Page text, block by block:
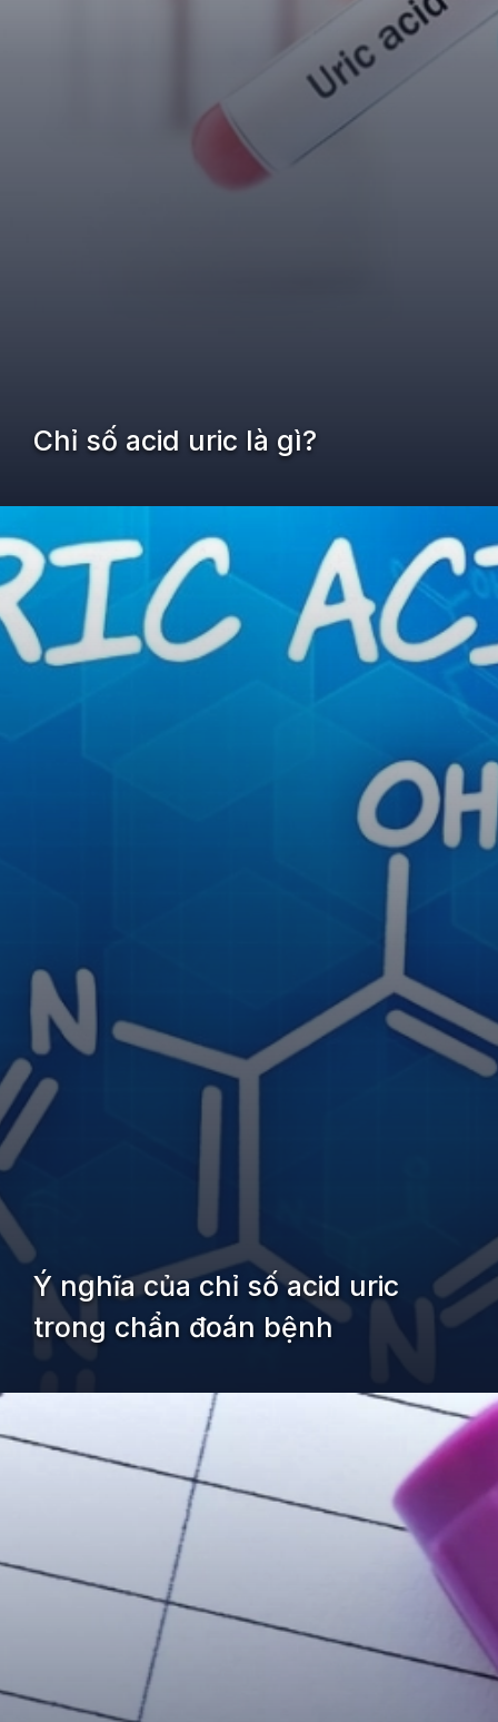
Chỉ số acid uric là gì?
Đang mở https://kiemvieclam.vn/chi-so-acid-uric-la-gi
Ý nghĩa của chỉ số acid uric
trong chẩn đoán bệnh